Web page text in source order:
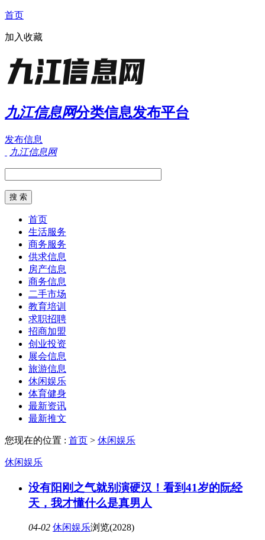
首页
加入收藏
九江信息网分类信息发布平台
发布信息
九江信息网
首页
生活服务
商务服务
供求信息
房产信息
商务信息
二手市场
教育培训
求职招聘
招商加盟
创业投资
展会信息
旅游信息
休闲娱乐
体育健身
最新资讯
最新推文
您现在的位置 : 首页 > 休闲娱乐
休闲娱乐
没有阳刚之气就别演硬汉！看到41岁的阮经
天，我才懂什么是真男人
04-02 休闲娱乐浏览(2028)